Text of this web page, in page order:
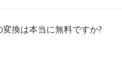
変換は本当に無料ですか?